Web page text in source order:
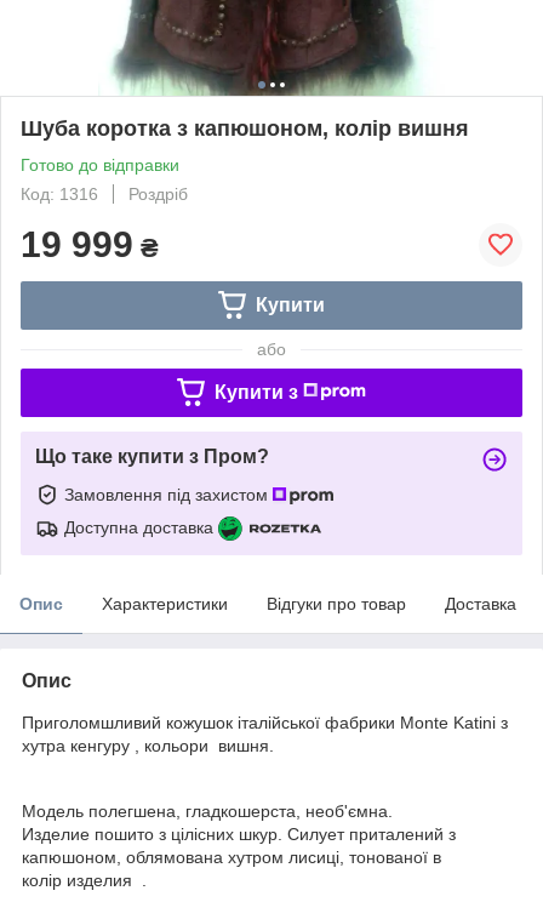
Шуба коротка з капюшоном, колір вишня
Готово до відправки
Код: 1316
Роздріб
19 999 ₴
Купити
або
Купити з
Що таке купити з Пром?
Замовлення під захистом
Доступна доставка
Опис Характеристики Відгуки про товар Доставка
Опис
Приголомшливий кожушок італійської фабрики Monte Katini з
хутра кенгуру , кольори вишня.
Модель полегшена, гладкошерста, необ'ємна.
Изделие пошито з цілісних шкур. Силует приталений з
капюшоном, облямована хутром лисиці, тонованої в
колір изделия .